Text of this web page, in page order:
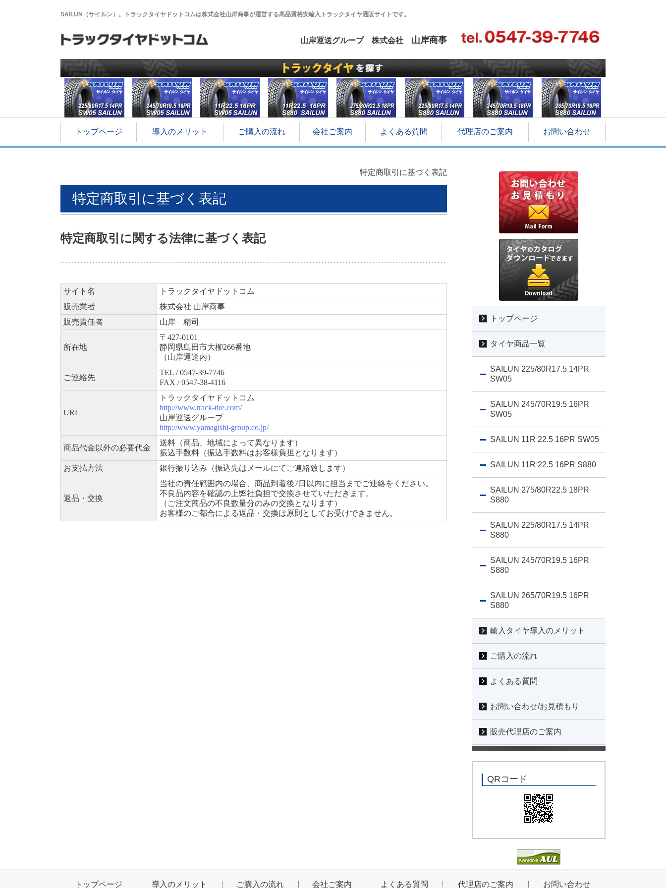
SAILUN（サイルン）。トラックタイヤドットコムは株式会社山岸商事が運営する高品質格安輸入トラックタイヤ通販サイトです。
山岸運送グループ 株式会社 山岸商事
トップページ 導入のメリット ご購入の流れ 会社ご案内 よくある質問 代理店のご案内 お問い合わせ
特定商取引に基づく表記
特定商取引に基づく表記
特定商取引に関する法律に基づく表記
サイト名
トラックタイヤドットコム
販売業者
株式会社 山岸商事
販売責任者
山岸 精司
所在地
〒427-0101
静岡県島田市大柳266番地
（山岸運送内）
ご連絡先
TEL / 0547-39-7746
FAX / 0547-38-4116
URL
トラックタイヤドットコム
http://www.track-tire.com/
山岸運送グループ
http://www.yamagishi-group.co.jp/
商品代金以外の必要代金
送料（商品、地域によって異なります）
振込手数料（振込手数料はお客様負担となります）
お支払方法
銀行振り込み（振込先はメールにてご連絡致します）
返品・交換
当社の責任範囲内の場合、商品到着後7日以内に担当までご連絡をください。
不良品内容を確認の上弊社負担で交換させていただきます。
（ご注文商品の不良数量分のみの交換となります）
お客様のご都合による返品・交換は原則としてお受けできません。
トップページ
タイヤ商品一覧
SAILUN 225/80R17.5 14PR
SW05
SAILUN 245/70R19.5 16PR
SW05
SAILUN 11R 22.5 16PR SW05
SAILUN 11R 22.5 16PR S880
SAILUN 275/80R22.5 18PR
S880
SAILUN 225/80R17.5 14PR
S880
SAILUN 245/70R19.5 16PR
S880
SAILUN 265/70R19.5 16PR
S880
輸入タイヤ導入のメリット
ご購入の流れ
よくある質問
お問い合わせ/お見積もり
販売代理店のご案内
QRコード
トップページ 導入のメリット ご購入の流れ 会社ご案内 よくある質問 代理店のご案内 お問い合わせ